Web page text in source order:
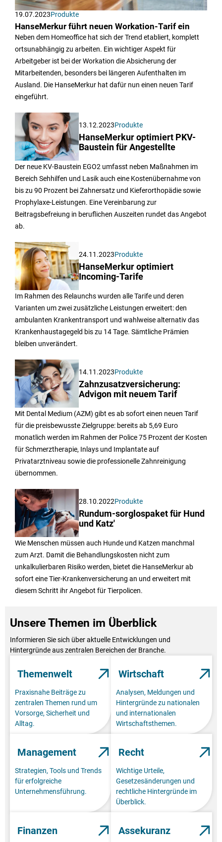
19.07.2023Produkte
HanseMerkur führt neuen Workation-Tarif ein
Neben dem Homeoffice hat sich der Trend etabliert, komplett
ortsunabhängig zu arbeiten. Ein wichtiger Aspekt für
Arbeitgeber ist bei der Workation die Absicherung der
Mitarbeitenden, besonders bei längeren Aufenthalten im
Ausland. Die HanseMerkur hat dafür nun einen neuen Tarif
eingeführt.
13.12.2023Produkte
HanseMerkur optimiert PKV-
Baustein für Angestellte
Der neue KV-Baustein EGO2 umfasst neben Maßnahmen im
Bereich Sehhilfen und Lasik auch eine Kostenübernahme von
bis zu 90 Prozent bei Zahnersatz und Kieferorthopädie sowie
Prophylaxe-Leistungen. Eine Vereinbarung zur
Beitragsbefreiung in beruflichen Auszeiten rundet das Angebot
ab.
24.11.2023Produkte
HanseMerkur optimiert
Incoming-Tarife
Im Rahmen des Relaunchs wurden alle Tarife und deren
Varianten um zwei zusätzliche Leistungen erweitert: den
ambulanten Krankentransport und wahlweise alternativ das
Krankenhaustagegeld bis zu 14 Tage. Sämtliche Prämien
bleiben unverändert.
14.11.2023Produkte
Zahnzusatzversicherung:
Advigon mit neuem Tarif
Mit Dental Medium (AZM) gibt es ab sofort einen neuen Tarif
für die preisbewusste Zielgruppe: bereits ab 5,69 Euro
monatlich werden im Rahmen der Police 75 Prozent der Kosten
für Schmerztherapie, Inlays und Implantate auf
Privatarztniveau sowie die professionelle Zahnreinigung
übernommen.
28.10.2022Produkte
Rundum-sorglospaket für Hund
und Katz'
Wie Menschen müssen auch Hunde und Katzen manchmal
zum Arzt. Damit die Behandlungskosten nicht zum
unkalkulierbaren Risiko werden, bietet die HanseMerkur ab
sofort eine Tier-Krankenversicherung an und erweitert mit
diesem Schritt ihr Angebot für Tierpolicen.
Unsere Themen im Überblick
Informieren Sie sich über aktuelle Entwicklungen und
Hintergründe aus zentralen Bereichen der Branche.
Themenwelt
Praxisnahe Beiträge zu
zentralen Themen rund um
Vorsorge, Sicherheit und
Alltag.
Wirtschaft
Analysen, Meldungen und
Hintergründe zu nationalen
und internationalen
Wirtschaftsthemen.
Management
Strategien, Tools und Trends
für erfolgreiche
Unternehmensführung.
Recht
Wichtige Urteile,
Gesetzesänderungen und
rechtliche Hintergründe im
Überblick.
Finanzen Assekuranz